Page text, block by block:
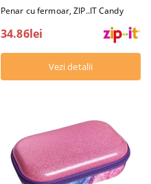
Penar cu fermoar, ZIP..IT Candy
34.86lei
Vezi detalii